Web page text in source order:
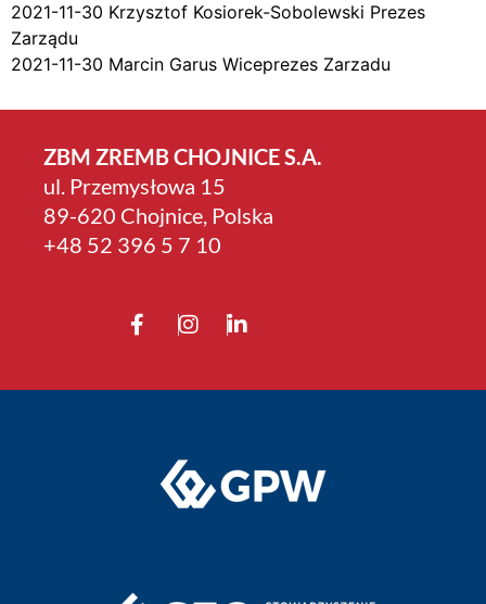
2021-11-30 Krzysztof Kosiorek-Sobolewski Prezes
Zarządu
2021-11-30 Marcin Garus Wiceprezes Zarzadu
ZBM ZREMB CHOJNICE S.A.
ul. Przemysłowa 15
89-620 Chojnice, Polska
+4­8 52 396 5 7 10